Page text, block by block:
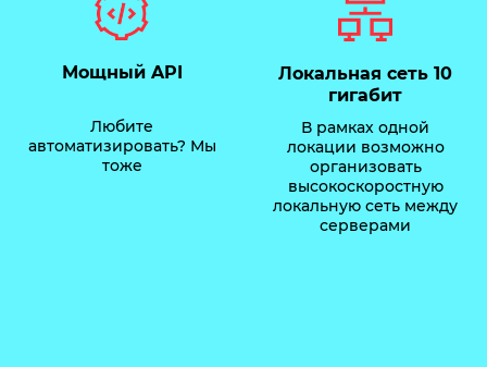
Мощный API
Любите
автоматизировать? Мы
тоже
Локальная сеть 10
гигабит
В рамках одной
локации возможно
организовать
высокоскоростную
локальную сеть между
серверами